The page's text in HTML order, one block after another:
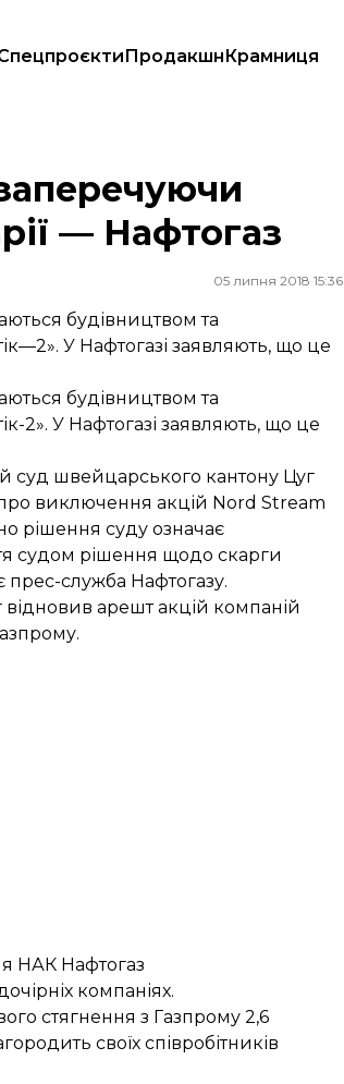
ПродакшнКрамниця
— Нафтогаз
05 липня 2018 15:36
будівництвом та
У Нафтогазі заявляють, що це
будівництвом та
2». У Нафтогазі заявляють, що це
суд швейцарського кантону Цуг
виключення акцій Nord Stream
рішення суду означає
судом рішення щодо скарги
прес-служба Нафтогазу.
відновив арешт акцій компаній
НАК Нафтогаз
компаніях.
стягнення з Газпрому 2,6
своїх співробітників